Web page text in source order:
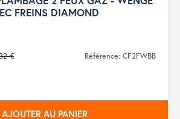
FREINS DIAMOND
€ Référence: CF2FWBB
AJOUTER AU PANIER